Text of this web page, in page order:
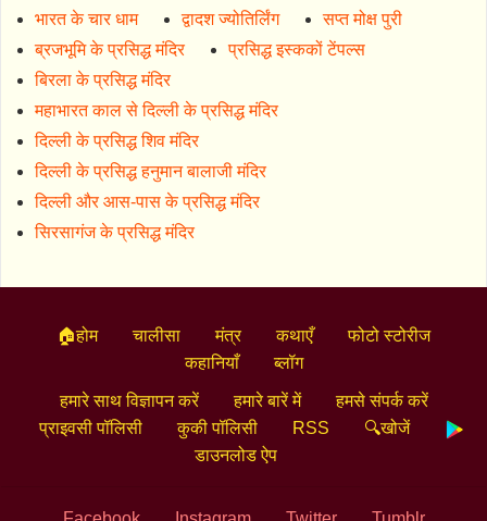
भारत के चार धाम
द्वादश ज्योतिर्लिंग
सप्त मोक्ष पुरी
ब्रजभूमि के प्रसिद्ध मंदिर
प्रसिद्ध इस्ककों टेंपल्स
बिरला के प्रसिद्ध मंदिर
महाभारत काल से दिल्ली के प्रसिद्ध मंदिर
दिल्ली के प्रसिद्ध शिव मंदिर
दिल्ली के प्रसिद्ध हनुमान बालाजी मंदिर
दिल्ली और आस-पास के प्रसिद्ध मंदिर
सिरसागंज के प्रसिद्ध मंदिर
🏠होम चालीसा मंत्र कथाएँ
फोटो स्टोरीज
कहानियाँ
ब्लॉग
हमारे साथ विज्ञापन करें हमारे बारें में
हमसे संपर्क करें
प्राइवसी पॉलिसी
कुकी पॉलिसी RSS
🔍खोजें
डाउनलोड ऐप